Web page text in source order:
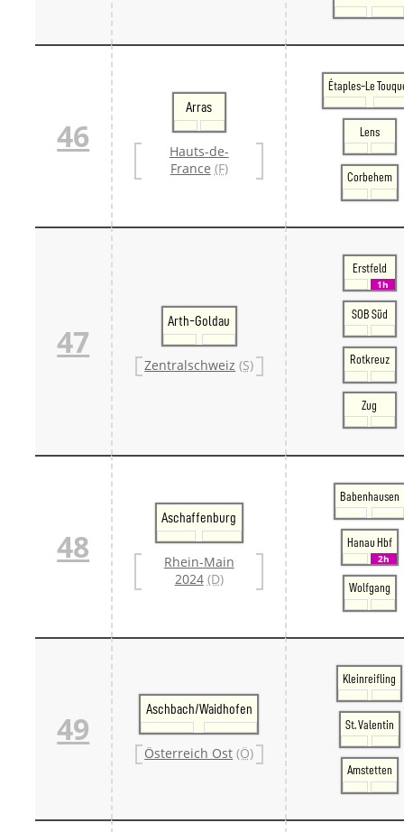
46
Arras
Hauts-de-
France (F)
Étaples-Le
Lens
Corbehem
47
Arth-Goldau
Zentralschweiz (S)
Erstfeld
1h
SOB Süd
Rotkreuz
Zug
48
Aschaffenburg
Rhein-Main
2024 (D)
Babenhausen
Hanau Hbf
2h
Wolfgang
49
Aschbach/Waidhofen
Österreich Ost (Ö)
Kleinreifling
St. Valentin
Amstetten